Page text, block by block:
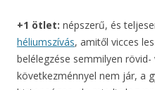
+1 ötlet: népszerű, és
héliumszívás, amitől vicces
belélegzése semmilyen
következménnyel nem jár, a